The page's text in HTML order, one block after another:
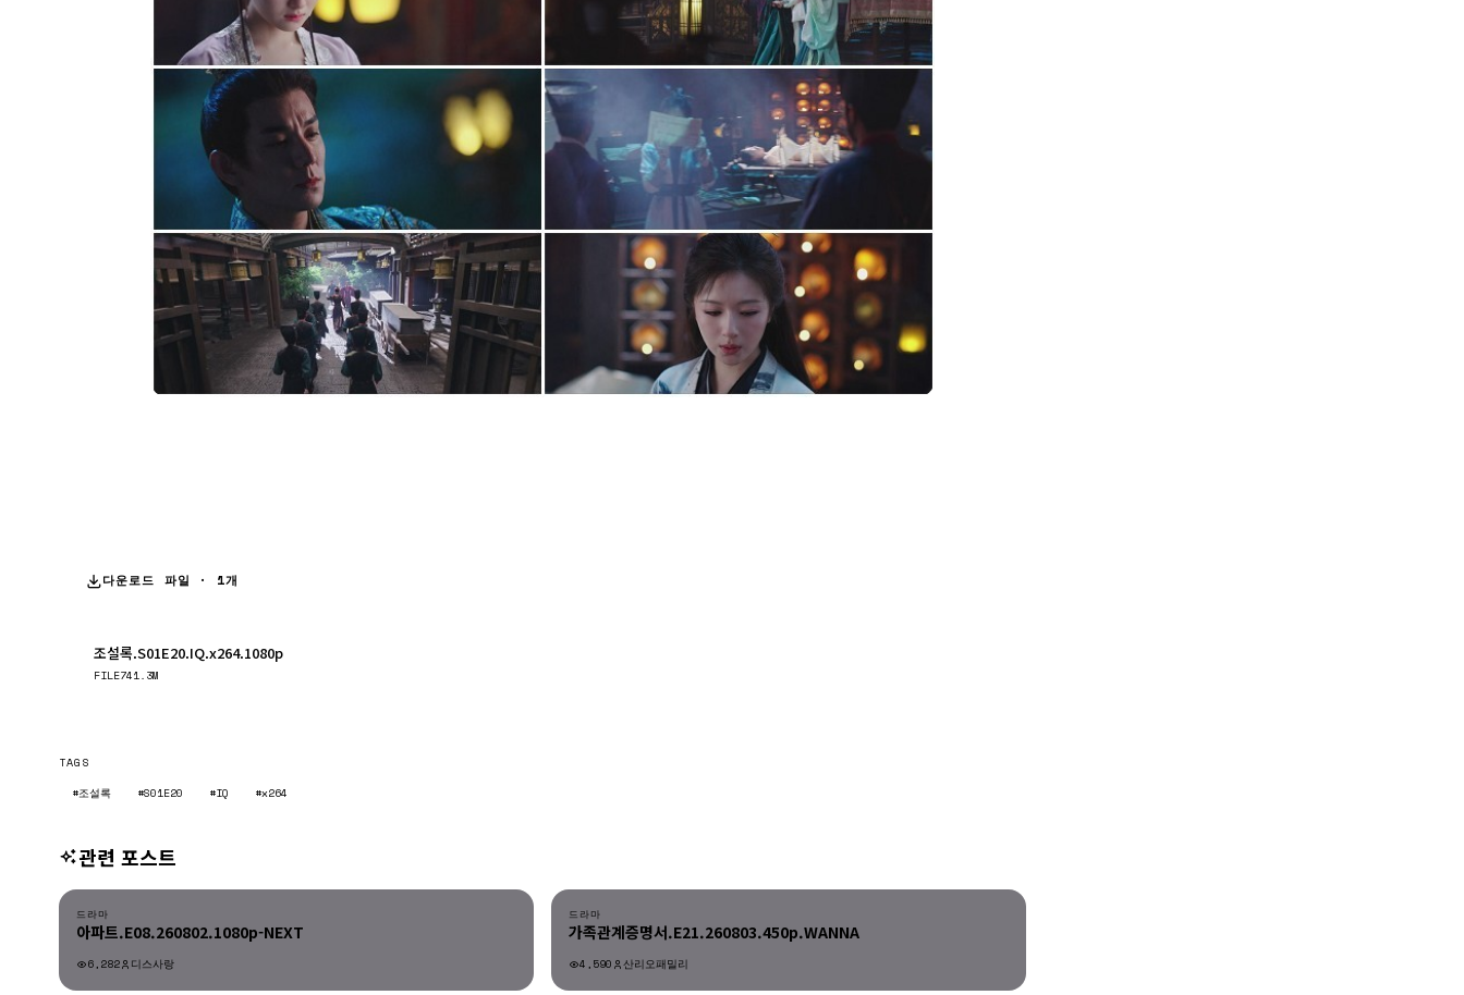
다운로드 파일 · 1개
조설록.S01E20.IQ.x264.1080p
FILE741.3M
TAGS
#조설록
#S01E20 #IQ #x264
관련 포스트
드라마
드라마
아파트.E08.260802.1080p-NEXT
6,282 디스사랑
드라마
드라마
가족관계증명서.E21.260803.450p.WANNA
4,590 산리오패밀리